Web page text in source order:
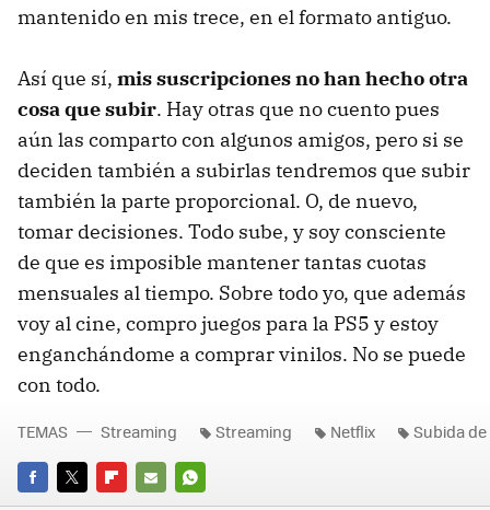
mantenido en mis trece, en el formato antiguo.
Así que sí, mis suscripciones no han hecho otra
cosa que subir. Hay otras que no cuento pues
aún las comparto con algunos amigos, pero si se
deciden también a subirlas tendremos que subir
también la parte proporcional. O, de nuevo,
tomar decisiones. Todo sube, y soy consciente
de que es imposible mantener tantas cuotas
mensuales al tiempo. Sobre todo yo, que además
voy al cine, compro juegos para la PS5 y estoy
enganchándome a comprar vinilos. No se puede
con todo.
TEMAS Streaming Streaming Netflix Subida